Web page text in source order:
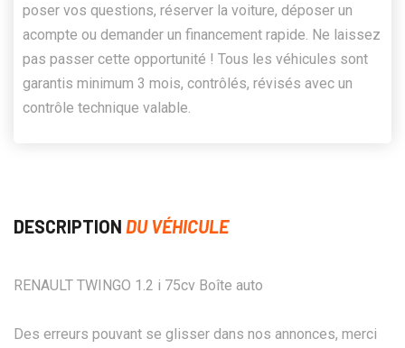
poser vos questions, réserver la voiture, déposer un
acompte ou demander un financement rapide. Ne laissez
pas passer cette opportunité ! Tous les véhicules sont
garantis minimum 3 mois, contrôlés, révisés avec un
contrôle technique valable.
DESCRIPTION DU VÉHICULE
RENAULT TWINGO 1.2 i 75cv Boîte auto
Des erreurs pouvant se glisser dans nos annonces, merci